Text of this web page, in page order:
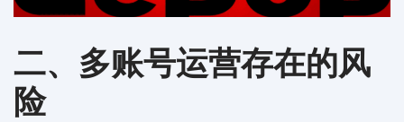
二、多账号运营存在的风
险